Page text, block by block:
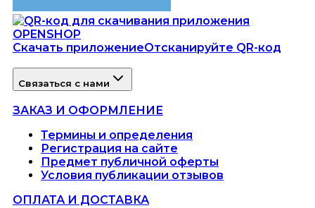
Скачать приложениеОтсканируйте QR-код
Связаться с нами
ЗАКАЗ И ОФОРМЛЕНИЕ
Термины и определения
Регистрация на сайте
Предмет публичной оферты
Условия публикации отзывов
ОПЛАТА И ДОСТАВКА